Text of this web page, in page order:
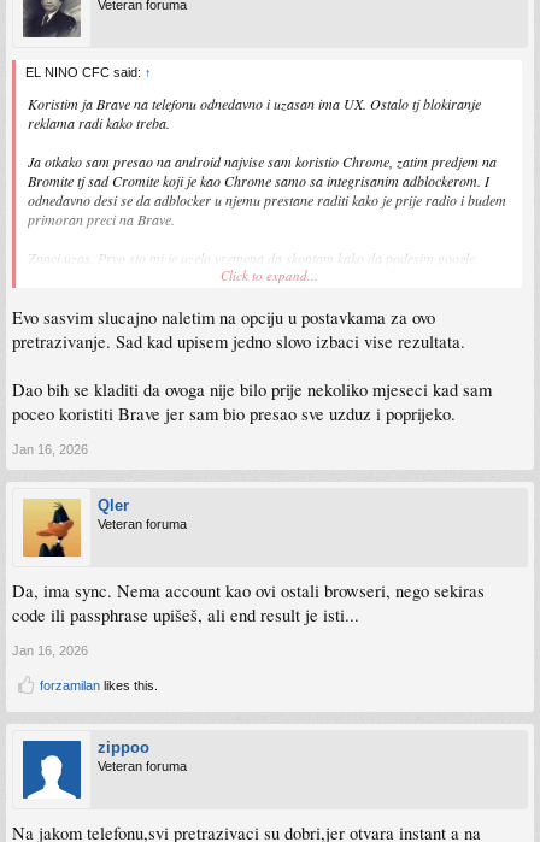
Veteran foruma
EL NINO CFC said: ↑
Koristim ja Brave na telefonu odnedavno i uzasan ima UX. Ostalo tj blokiranje
reklama radi kako treba.
Ja otkako sam presao na android najvise sam koristio Chrome, zatim predjem na
Bromite tj sad Cromite koji je kao Chrome samo sa integrisanim adblockerom. I
odnedavno desi se da adblocker u njemu prestane raditi kako je prije radio i budem
primoran preci na Brave.
Znaci uzas. Prvo sto mi je uzelo vremena da skontam kako da podesim google
password manager da radi jer su mi tu svi passwordi. Drugo ovo za UX sto
preko toga imam brzi pristup za otvaranje novog taba. Dalje, kad kucam url,
recimo hocu da otvorim hardware base forum, moram kucati sve od pocetka.
Dakle, moram upisati forum.h i onda mi tek izbaci hwb forum i mogu tek onda
ga izbaciti u pretragama.
Imam home, bookmark, search shortcute koje uopste nikad i ne klikam.
frustriraju.
Click to expand...
Evo sasvim slucajno naletim na opciju u postavkama za ovo
pretrazivanje. Sad kad upisem jedno slovo izbaci vise rezultata.
Dao bih se kladiti da ovoga nije bilo prije nekoliko mjeseci kad sam
poceo koristiti Brave jer sam bio presao sve uzduz i poprijeko.
Jan 16, 2026
Qler
Veteran foruma
Da, ima sync. Nema account kao ovi ostali browseri, nego sekiras
code ili passphrase upišeš, ali end result je isti...
Jan 16, 2026
forzamilan likes this.
zippoo
Veteran foruma
Na jakom telefonu,svi pretrazivaci su dobri,jer otvara instant a na